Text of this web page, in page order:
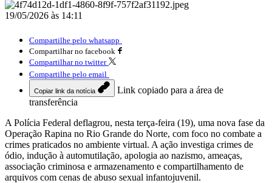
19/05/2026 às 14:11
Compartilhe pelo whatsapp
Compartilhar no facebook
Compartilhar no twitter
Compartilhe pelo email
Copiar link da notícia
Link copiado para a área de
transferência
A Polícia Federal deflagrou, nesta terça-feira (19), uma nova fase da
Operação Rapina no Rio Grande do Norte, com foco no combate a
crimes praticados no ambiente virtual. A ação investiga crimes de
ódio, indução à automutilação, apologia ao nazismo, ameaças,
associação criminosa e armazenamento e compartilhamento de
arquivos com cenas de abuso sexual infantojuvenil.